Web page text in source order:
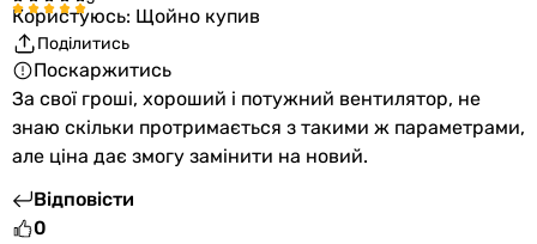
Користуюсь: Щойно купив
Поділитись
Поскаржитись
За свої гроші, хороший і потужний вентилятор, не
знаю скільки протримається з такими ж параметрами,
але ціна дає змогу замінити на новий.
Відповісти
0